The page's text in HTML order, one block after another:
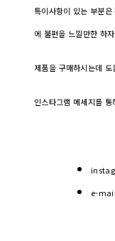
특이사항이 있는 부분
에 불편을 느낄만한 하
제품을 구매하시는데
인스타그램 메세지를
e-